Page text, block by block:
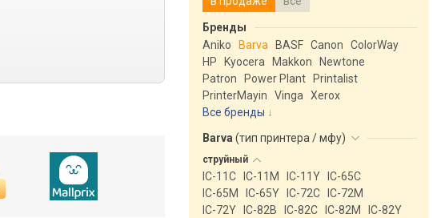
Бренды
Aniko
Barva BASF Canon
ColorWay
HP
Kyocera Makkon
Newtone
Patron
Power Plant
Printalist
PrinterMayin
Vinga
Xerox
Все бренды
Barva (тип принтера / мфу)
струйный
IC-11C IC-11M IC-11Y
IC-65C
IC-65M
IC-65Y IC-72C
IC-72M
IC-72Y
IC-82B IC-82C IC-82M
IC-82Y